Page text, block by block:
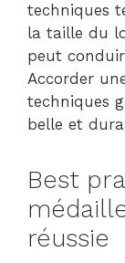
techniques
la taille du
peut
Accorder
techniques
belle et
Best
réussie